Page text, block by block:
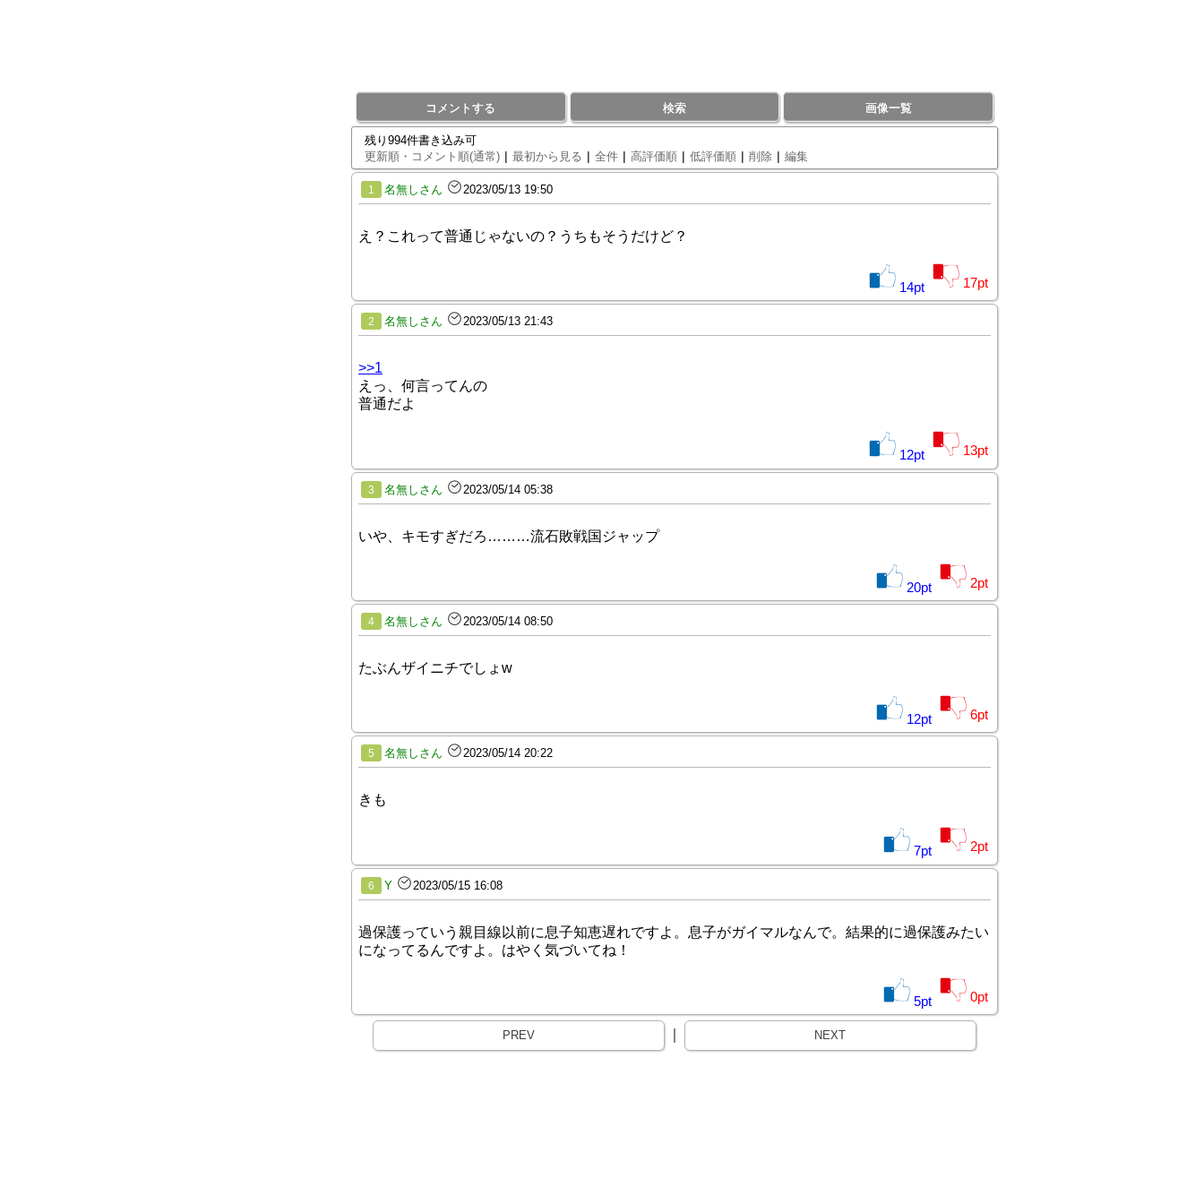
コメントする 検索 画像一覧
残り994件書き込み可
更新順・コメント順(通常) | 最初から見る | 全件 | 高評価順 | 低評価順 | 削除 | 編集
1 名無しさん 2023/05/13 19:50
え？これって普通じゃないの？うちもそうだけど？
14pt 17pt
2 名無しさん 2023/05/13 21:43
>>1
えっ、何言ってんの
普通だよ
12pt 13pt
3 名無しさん 2023/05/14 05:38
いや、キモすぎだろ………流石敗戦国ジャップ
20pt 2pt
4 名無しさん 2023/05/14 08:50
たぶんザイニチでしょw
12pt 6pt
5 名無しさん 2023/05/14 20:22
きも
7pt 2pt
6 Y 2023/05/15 16:08
過保護っていう親目線以前に息子知恵遅れですよ。息子がガイマルなんで。結果的に過保護みたい
になってるんですよ。はやく気づいてね！
5pt 0pt
PREV NEXT